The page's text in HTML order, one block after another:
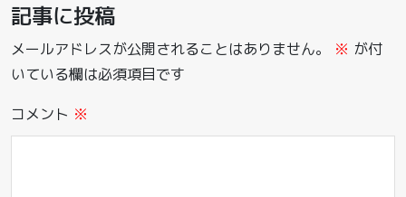
記事に投稿
メールアドレスが公開されることはありません。 ※ が付
いている欄は必須項目です
コメント ※